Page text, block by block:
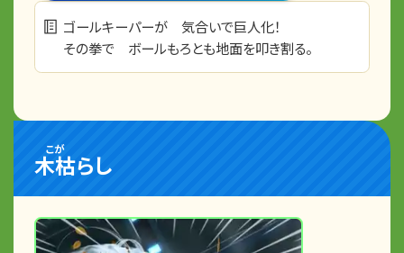
ゴールキーパーが 気合いで巨人化！
その拳で ボールもろとも地面を叩き割る。
木枯
こが
らし